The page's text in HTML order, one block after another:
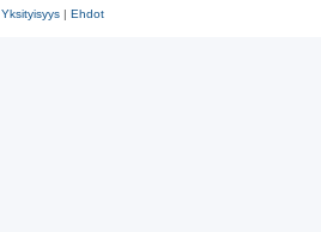
Yksityisyys | Ehdot